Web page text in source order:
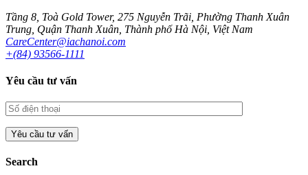
Tầng 8, Toà Gold Tower, 275 Nguyễn Trãi, Phường Thanh Xuân
Trung, Quận Thanh Xuân, Thành phố Hà Nội, Việt Nam
CareCenter@iachanoi.com
+(84) 93566-1111
Yêu cầu tư vấn
Search